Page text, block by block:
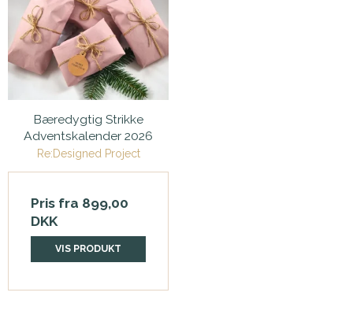
Bæredygtig Strikke
Adventskalender 2026
Re:Designed Project
Pris fra 899,00
DKK
VIS PRODUKT